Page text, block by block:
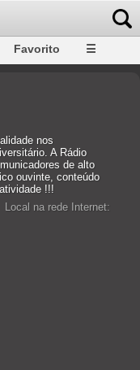
Favorito ☰
nos
A Rádio
de alto
ouvinte, conteúdo
!!!
Local na rede Internet: